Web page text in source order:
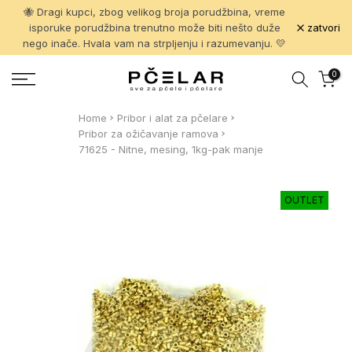
Pređi
sadržaj
🐝 Dragi kupci, zbog velikog broja porudžbina, vreme
isporuke porudžbina trenutno može biti nešto duže
nego inače. Hvala vam na strpljenju i razumevanju. 💛
zatvori
0
Home
Pribor i alat za pčelare
Pribor za ožičavanje ramova
71625 - Nitne, mesing, 1kg-pak manje
OUTLET